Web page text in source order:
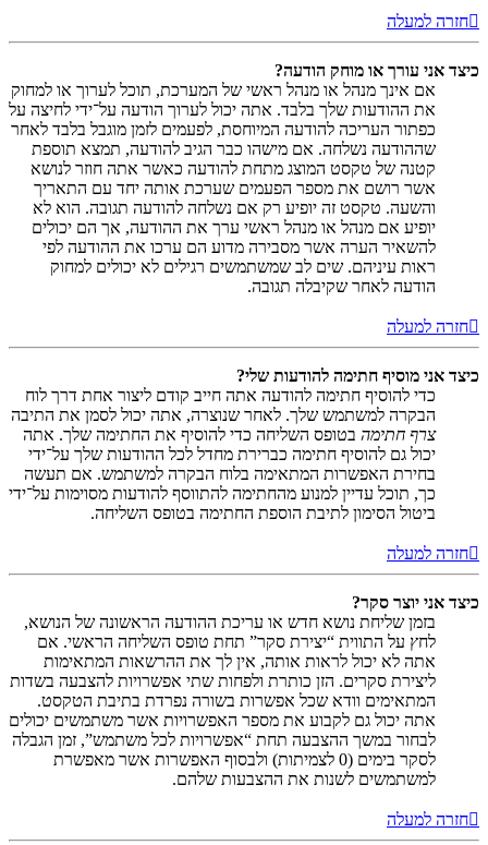
חזרה למעלה
כיצד אני עורך או מוחק הודעה?
אם אינך מנהל או מנהל ראשי של המערכת, תוכל לערוך או למחוק
את ההודעות שלך בלבד. אתה יכול לערוך הודעה על־ידי לחיצה על
כפתור העריכה להודעה המיוחסת, לפעמים לזמן מוגבל בלבד לאחר
שההודעה נשלחה. אם מישהו כבר הגיב להודעה, תמצא תוספת
קטנה של טקסט המוצג מתחת להודעה כאשר אתה חוזר לנושא
אשר רושם את מספר הפעמים שערכת אותה יחד עם התאריך
והשעה. טקסט זה יופיע רק אם נשלחה להודעה תגובה. הוא לא
יופיע אם מנהל או מנהל ראשי ערך את ההודעה, אך הם יכולים
להשאיר הערה אשר מסבירה מדוע הם ערכו את ההודעה לפי
ראות עיניהם. שים לב שמשתמשים רגילים לא יכולים למחוק
הודעה לאחר שקיבלה תגובה.
חזרה למעלה
כיצד אני מוסיף חתימה להודעות שלי?
כדי להוסיף חתימה להודעה אתה חייב קודם ליצור אחת דרך לוח
הבקרה למשתמש שלך. לאחר שנוצרה, אתה יכול לסמן את התיבה
צרף חתימה בטופס השליחה כדי להוסיף את החתימה שלך. אתה
יכול גם להוסיף חתימה כברירת מחדל לכל ההודעות שלך על־ידי
בחירת האפשרות המתאימה בלוח הבקרה למשתמש. אם תעשה
כך, תוכל עדיין למנוע מהחתימה להתווסף להודעות מסוימות על־ידי
ביטול הסימון לתיבת הוספת החתימה בטופס השליחה.
חזרה למעלה
כיצד אני יוצר סקר?
בזמן שליחת נושא חדש או עריכת ההודעה הראשונה של הנושא,
לחץ על התווית “יצירת סקר” תחת טופס השליחה הראשי. אם
אתה לא יכול לראות אותה, אין לך את ההרשאות המתאימות
ליצירת סקרים. הזן כותרת ולפחות שתי אפשרויות להצבעה בשדות
המתאימים וודא שכל אפשרות בשורה נפרדת בתיבת הטקסט.
אתה יכול גם לקבוע את מספר האפשרויות אשר משתמשים יכולים
לבחור במשך ההצבעה תחת “אפשרויות לכל משתמש”, זמן הגבלה
לסקר בימים (0 לצמיתות) ולבסוף האפשרות אשר מאפשרת
למשתמשים לשנות את ההצבעות שלהם.
חזרה למעלה